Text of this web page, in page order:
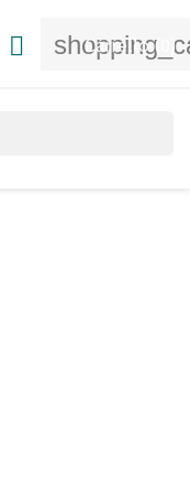
Carrello(0)
